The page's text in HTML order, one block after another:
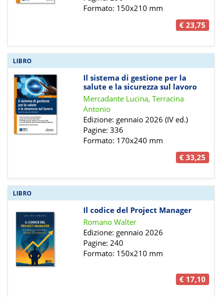
Formato: 150x210 mm
€ 23,75
LIBRO
Il sistema di gestione per la
salute e la sicurezza sul lavoro
Mercadante Lucina, Terracina
Antonio
Edizione: gennaio 2026 (IV ed.)
Pagine: 336
Formato: 170x240 mm
€ 33,25
LIBRO
Il codice del Project Manager
Romano Walter
Edizione: gennaio 2026
Pagine: 240
Formato: 150x210 mm
€ 17,10